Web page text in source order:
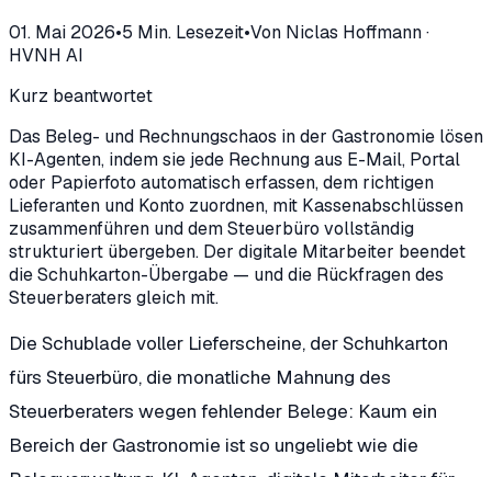
01. Mai 2026•5 Min. Lesezeit•Von Niclas Hoffmann·
HVNH AI
Kurz beantwortet
Das Beleg- und Rechnungschaos in der Gastronomie lösen
KI-Agenten, indem sie jede Rechnung aus E-Mail, Portal
oder Papierfoto automatisch erfassen, dem richtigen
Lieferanten und Konto zuordnen, mit Kassenabschlüssen
zusammenführen und dem Steuerbüro vollständig
strukturiert übergeben. Der digitale Mitarbeiter beendet
die Schuhkarton-Übergabe — und die Rückfragen des
Steuerberaters gleich mit.
Die Schublade voller Lieferscheine, der Schuhkarton
fürs Steuerbüro, die monatliche Mahnung des
Steuerberaters wegen fehlender Belege: Kaum ein
Bereich der Gastronomie ist so ungeliebt wie die